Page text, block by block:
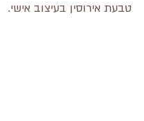
טבעת אירוסין בעיצוב אישי.